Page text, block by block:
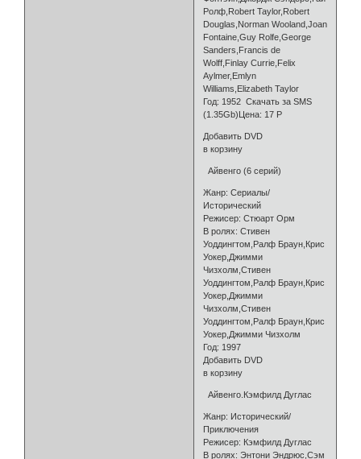
Ролф,Robert Taylor,Robert
Douglas,Norman Wooland,Joan
Fontaine,Guy Rolfe,George
Sanders,Francis de
Wolff,Finlay Currie,Felix
Aylmer,Emlyn
Williams,Elizabeth Taylor
Год: 1952 Скачать за SMS
(1.35Gb)Цена: 17 Р
Добавить DVD
в корзину
Айвенго (6 серий)
Жанр: Сериалы/
Исторический
Режисер: Стюарт Орм
В ролях: Стивен
Уоддингтом,Ралф Браун,Крис
Уокер,Джимми
Чизхолм,Стивен
Уоддингтом,Ралф Браун,Крис
Уокер,Джимми
Чизхолм,Стивен
Уоддингтом,Ралф Браун,Крис
Уокер,Джимми Чизхолм
Год: 1997
Добавить DVD
в корзину
Айвенго.Кэмфилд Дуглас
Жанр: Исторический/
Приключения
Режисер: Кэмфилд Дуглас
В ролях: Энтони Эндрюс,Сэм